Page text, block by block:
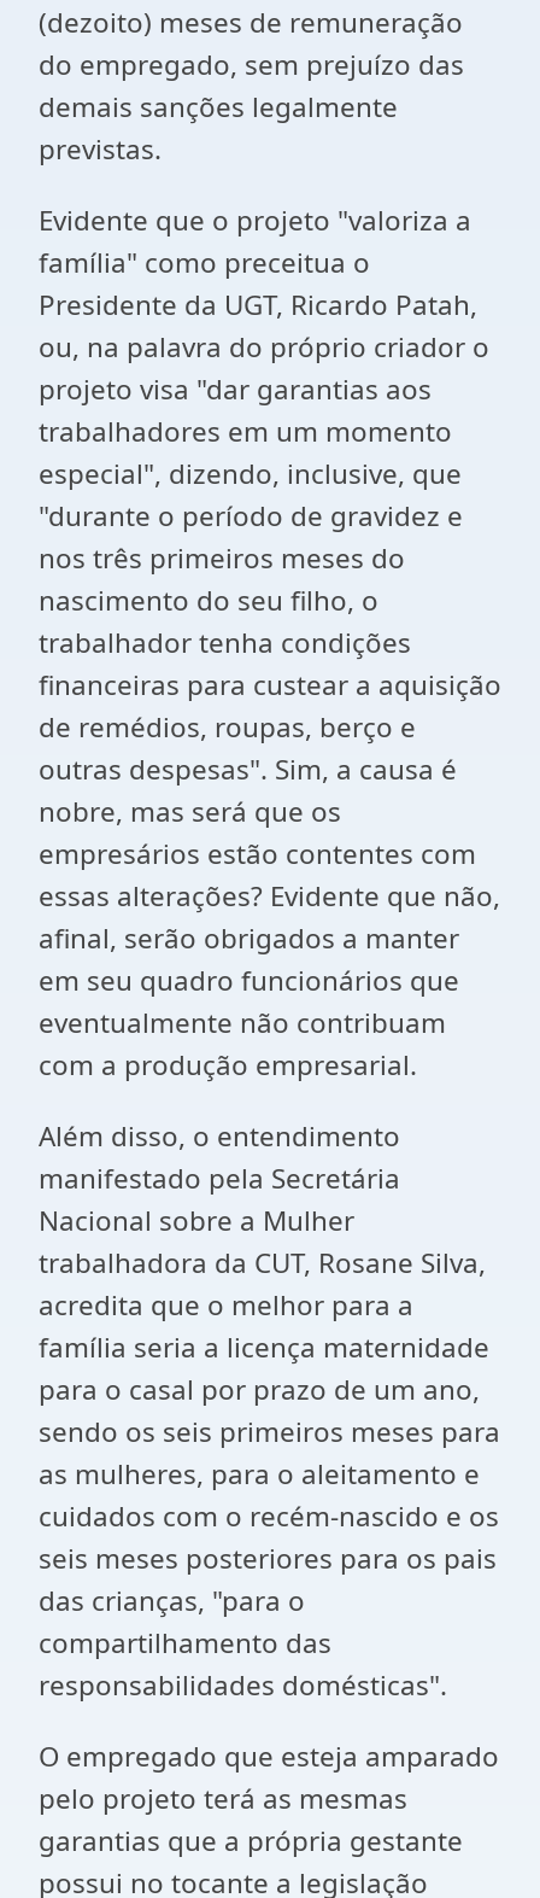
(dezoito) meses de remuneração
do empregado, sem prejuízo das
demais sanções legalmente
previstas.
Evidente que o projeto "valoriza a
família" como preceitua o
Presidente da UGT, Ricardo Patah,
ou, na palavra do próprio criador o
projeto visa "dar garantias aos
trabalhadores em um momento
especial", dizendo, inclusive, que
"durante o período de gravidez e
nos três primeiros meses do
nascimento do seu filho, o
trabalhador tenha condições
financeiras para custear a aquisição
de remédios, roupas, berço e
outras despesas". Sim, a causa é
nobre, mas será que os
empresários estão contentes com
essas alterações? Evidente que não,
afinal, serão obrigados a manter
em seu quadro funcionários que
eventualmente não contribuam
com a produção empresarial.
Além disso, o entendimento
manifestado pela Secretária
Nacional sobre a Mulher
trabalhadora da CUT, Rosane Silva,
acredita que o melhor para a
família seria a licença maternidade
para o casal por prazo de um ano,
sendo os seis primeiros meses para
as mulheres, para o aleitamento e
cuidados com o recém-nascido e os
seis meses posteriores para os pais
das crianças, "para o
compartilhamento das
responsabilidades domésticas".
O empregado que esteja amparado
pelo projeto terá as mesmas
garantias que a própria gestante
possui no tocante a legislação